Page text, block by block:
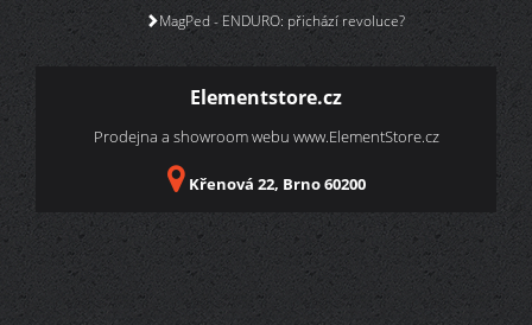
MagPed - ENDURO: přichází revoluce?
Elementstore.cz
Prodejna a showroom webu www.ElementStore.cz
Křenová 22, Brno 60200